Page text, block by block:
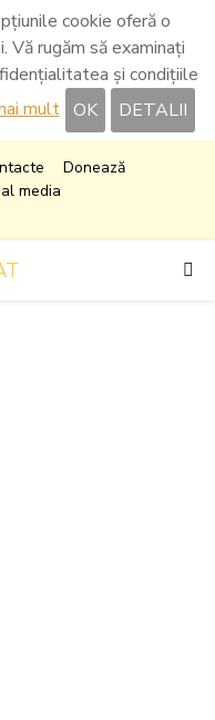
cookie oferă o
rugăm să examinați
și condițiile
mult OK DETALII
Donează
media